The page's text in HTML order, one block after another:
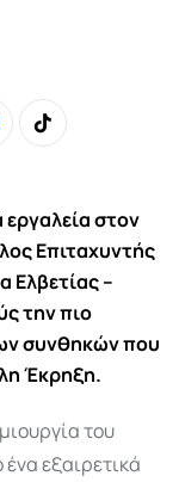
Tiktok
στον
Επιταχυντής
Ελβετίας –
την πιο
συνθηκών που
Έκρηξη.
του
εξαιρετικά